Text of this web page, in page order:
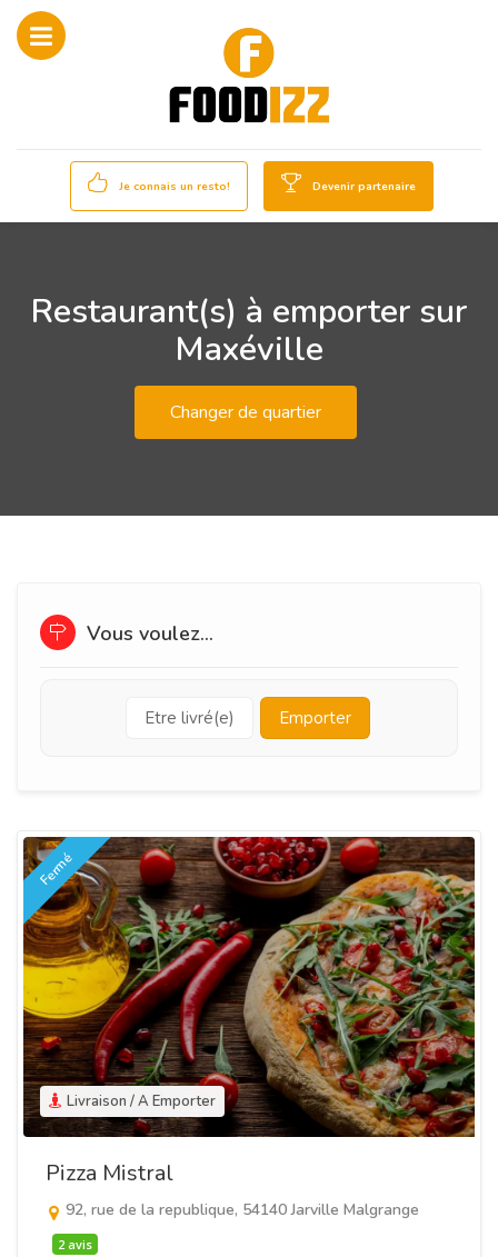
Je connais un resto! Devenir partenaire
Restaurant(s) à emporter sur
Maxéville
Changer de quartier
Vous voulez...
Etre livré(e) Emporter
Livraison / A Emporter
Fermé
Pizza Mistral
92, rue de la republique, 54140 Jarville Malgrange
2 avis